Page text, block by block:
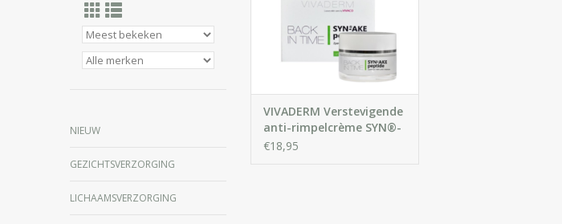
NIEUW
GEZICHTSVERZORGING
LICHAAMSVERZORGING
vorming van rimpels en
verslapping van de huid. Voor
alle huidtypen.
IN WINKELWAGEN
VIVADERM Verstevigende
anti-rimpelcrème SYN®-
AKE peptide
€18,95